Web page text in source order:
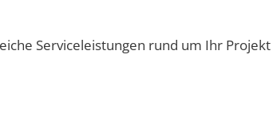
Serviceleistungen rund um Ihr